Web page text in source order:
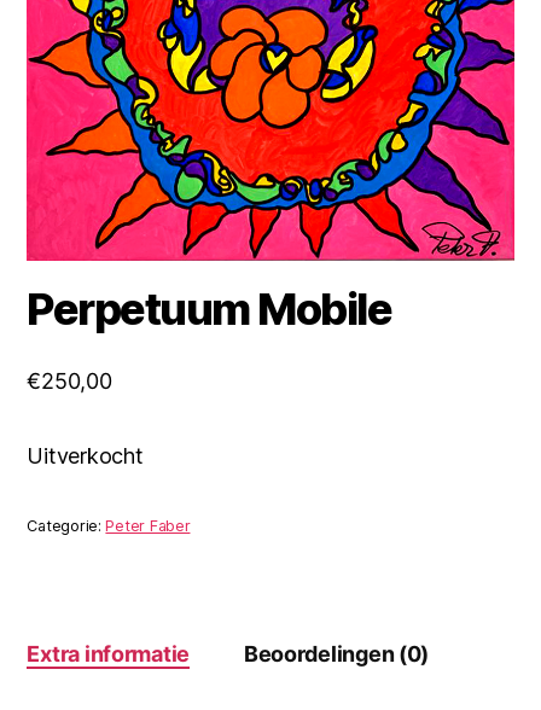
Perpetuum Mobile
€250,00
Uitverkocht
Categorie:Peter Faber
Extra informatie Beoordelingen (0)